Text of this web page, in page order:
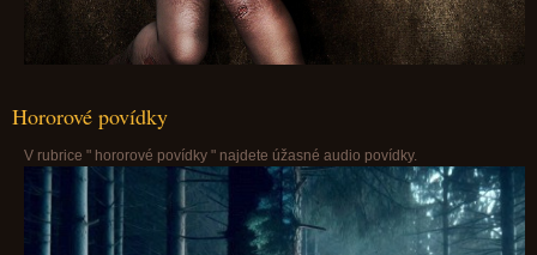
Hororové povídky
V rubrice " hororové povídky " najdete úžasné audio povídky.